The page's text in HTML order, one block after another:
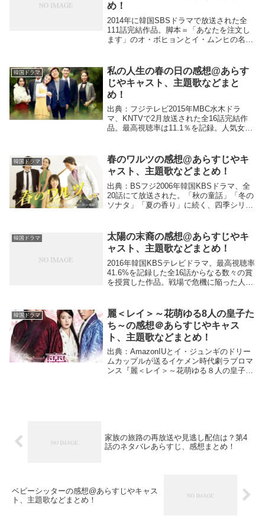
め！
2014年に韓国SBSドラマで放送された全
111話完結作品。脚本＝「あなたを注文し
ます」のオ・ボヒョンとイ・ムンヒの名コ
ユン・リュへ。韓国ドラマ史上、最高最悪
の悪女...
韓国ドラマ
私の人生の春の日の感想@あらす
じやキャスト、主題歌などまと
め！
出典：フジテレビ2015年MBC水木ドラ
マ、KNTVで2月放送された全16話完結作
品。最高視聴率は11.1％を記録。人気女性
復帰した。脚本＝パク・ジスク。演出＝チ
ャ...
韓国ドラマ
春のワルツの感想@あらすじやキ
ャスト、主題歌などまとめ！
出典：BSフジ2006年韓国KBSドラマ、全
20話にて放送された。「秋の童話」「冬の
ソナタ」「夏の香り」に続く、四季シリー
ム・ジヨン、ファン・ダウン。心に傷を抱
えた人...
韓国ドラマ
太陽の末裔の感想@あらすじやキ
ャスト、主題歌などまとめ！
2016年韓国KBSテレビドラマ。最高視聴率
41.6%を記録した全16話からなる数々の賞
を授賞した作品。戦場で危機に陥った人を
い、時に殺し合いを避けては通れない宿命
を...
韓国ドラマ
麗＜レイ＞～花萌ゆる8人の皇子た
ち～の感想＠あらすじやキャス
ト、主題歌などまとめ！
出典：AmazonIUとイ・ジュンギのドリー
ムカップルが送るイケメン時代劇ラブロマ
ンス『麗＜レイ＞～花萌ゆる８人の皇子た
家族の旅路の再放送や見逃し配信は？第4
話のネタバレあらすじ、感想まとめ！
ベビーシッターの感想@あらすじやキャス
ト、主題歌などまとめ！